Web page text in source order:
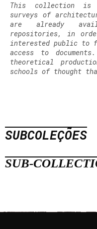
This collection is
surveys of
are already
repositories, in
interested public to
access to
theoretical
schools of thought
SUBCOLEÇÕES
SUB-